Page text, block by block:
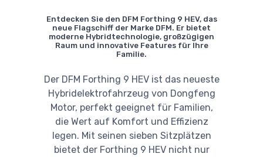
Entdecken Sie den DFM Forthing 9 HEV, das
neue Flagschiff der Marke DFM. Er bietet
moderne Hybridtechnologie, großzügigen
Raum und innovative Features für Ihre
Familie.
Der DFM Forthing 9 HEV ist das neueste
Hybridelektrofahrzeug von Dongfeng
Motor, perfekt geeignet für Familien,
die Wert auf Komfort und Effizienz
legen. Mit seinen sieben Sitzplätzen
bietet der Forthing 9 HEV nicht nur